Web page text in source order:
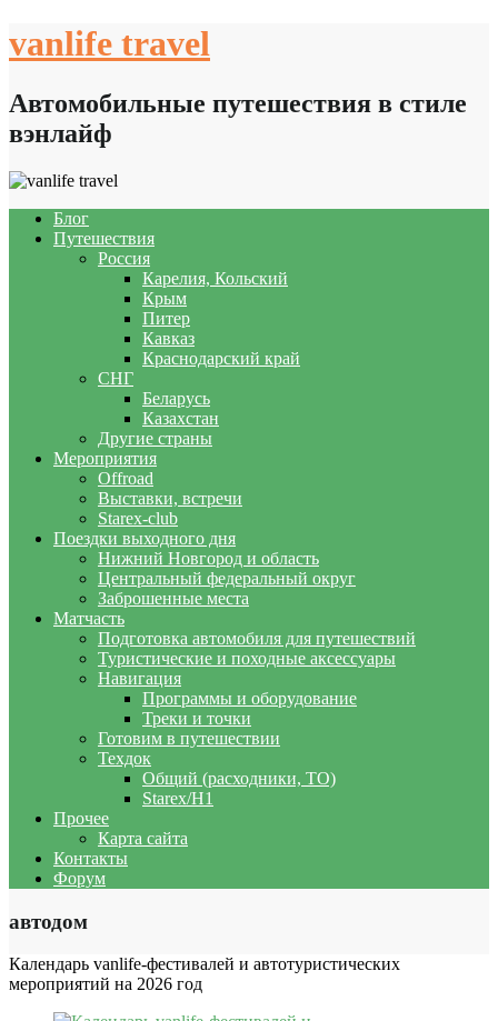
to
vanlife travel
Автомобильные путешествия в стиле
вэнлайф
Блог
Путешествия
Россия
Карелия, Кольский
Крым
Питер
Кавказ
Краснодарский край
СНГ
Беларусь
Казахстан
Другие страны
Мероприятия
Offroad
Выставки, встречи
Starex-club
Поездки выходного дня
Нижний Новгород и область
Центральный федеральный округ
Заброшенные места
Матчасть
Подготовка автомобиля для путешествий
Туристические и походные аксессуары
Навигация
Программы и оборудование
Треки и точки
Готовим в путешествии
Техдок
Общий (расходники, ТО)
Starex/H1
Прочее
Карта сайта
Контакты
Форум
автодом
Календарь vanlife-фестивалей и автотуристических
мероприятий на 2026 год